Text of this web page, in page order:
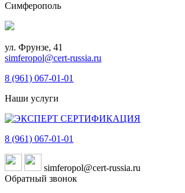
Симферополь
ул. Фрунзе, 41
simferopol@cert-russia.ru
8 (961) 067-01-01
Наши услуги
8 (961) 067-01-01
simferopol@cert-russia.ru
Обратный звонок